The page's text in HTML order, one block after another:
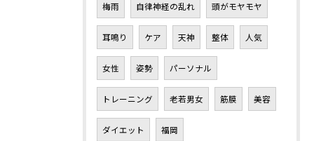
梅雨 自律神経の乱れ 頭がモヤモヤ
耳鳴り ケア 天神 整体 人気
女性 姿勢 パーソナル
トレーニング 老若男女 筋膜 美容
ダイエット 福岡